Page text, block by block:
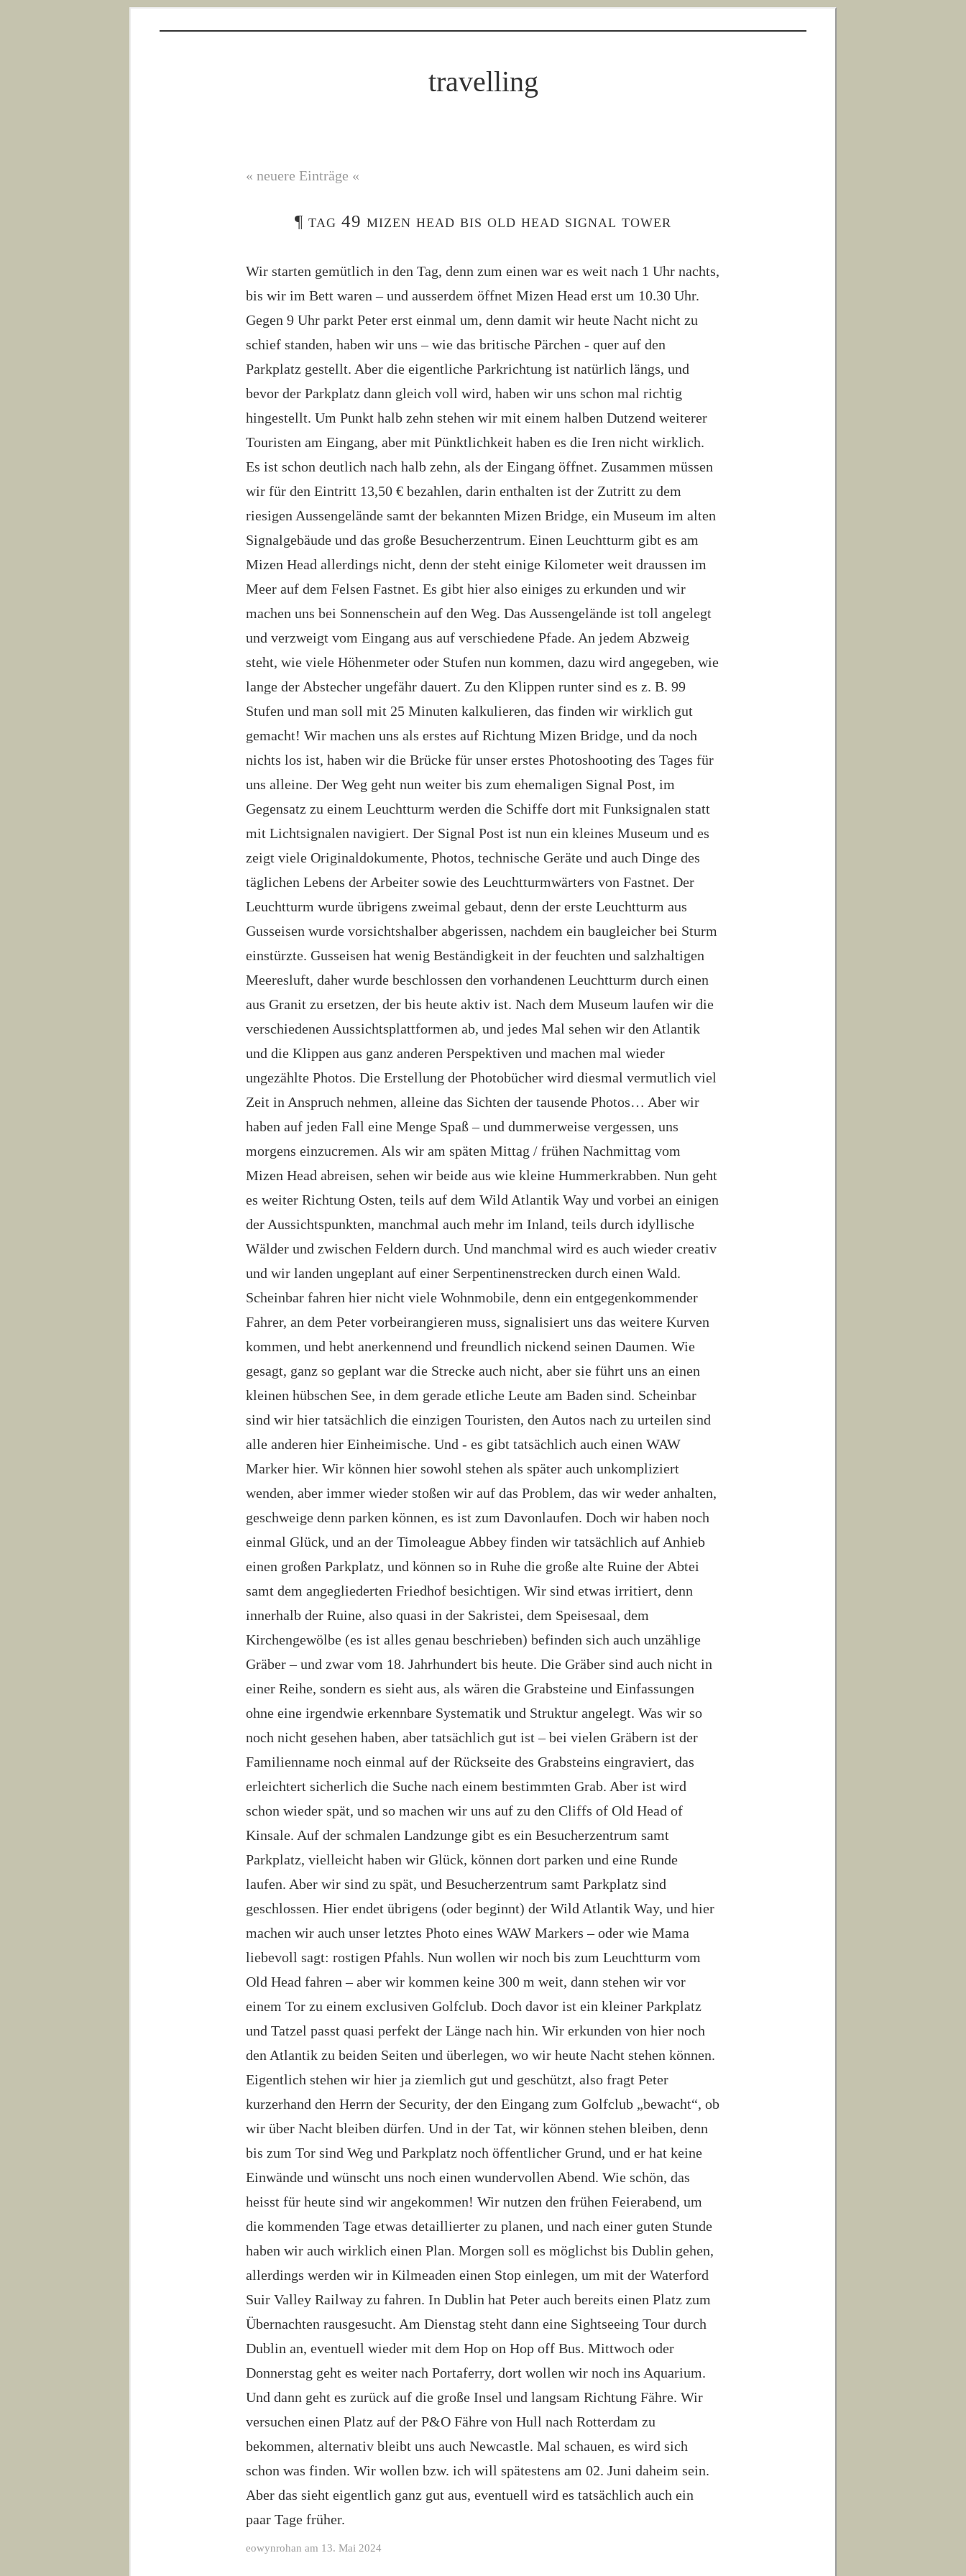
travelling
« neuere Einträge «
¶ tag 49 mizen head bis old head signal tower
Wir starten gemütlich in den Tag, denn zum einen war es weit nach 1 Uhr nachts,
bis wir im Bett waren – und ausserdem öffnet Mizen Head erst um 10.30 Uhr.
Gegen 9 Uhr parkt Peter erst einmal um, denn damit wir heute Nacht nicht zu
schief standen, haben wir uns – wie das britische Pärchen - quer auf den
Parkplatz gestellt. Aber die eigentliche Parkrichtung ist natürlich längs, und
bevor der Parkplatz dann gleich voll wird, haben wir uns schon mal richtig
hingestellt. Um Punkt halb zehn stehen wir mit einem halben Dutzend weiterer
Touristen am Eingang, aber mit Pünktlichkeit haben es die Iren nicht wirklich.
Es ist schon deutlich nach halb zehn, als der Eingang öffnet. Zusammen müssen
wir für den Eintritt 13,50 € bezahlen, darin enthalten ist der Zutritt zu dem
riesigen Aussengelände samt der bekannten Mizen Bridge, ein Museum im alten
Signalgebäude und das große Besucherzentrum. Einen Leuchtturm gibt es am
Mizen Head allerdings nicht, denn der steht einige Kilometer weit draussen im
Meer auf dem Felsen Fastnet. Es gibt hier also einiges zu erkunden und wir
machen uns bei Sonnenschein auf den Weg. Das Aussengelände ist toll angelegt
und verzweigt vom Eingang aus auf verschiedene Pfade. An jedem Abzweig
steht, wie viele Höhenmeter oder Stufen nun kommen, dazu wird angegeben, wie
lange der Abstecher ungefähr dauert. Zu den Klippen runter sind es z. B. 99
Stufen und man soll mit 25 Minuten kalkulieren, das finden wir wirklich gut
gemacht! Wir machen uns als erstes auf Richtung Mizen Bridge, und da noch
nichts los ist, haben wir die Brücke für unser erstes Photoshooting des Tages für
uns alleine. Der Weg geht nun weiter bis zum ehemaligen Signal Post, im
Gegensatz zu einem Leuchtturm werden die Schiffe dort mit Funksignalen statt
mit Lichtsignalen navigiert. Der Signal Post ist nun ein kleines Museum und es
zeigt viele Originaldokumente, Photos, technische Geräte und auch Dinge des
täglichen Lebens der Arbeiter sowie des Leuchtturmwärters von Fastnet. Der
Leuchtturm wurde übrigens zweimal gebaut, denn der erste Leuchtturm aus
Gusseisen wurde vorsichtshalber abgerissen, nachdem ein baugleicher bei Sturm
einstürzte. Gusseisen hat wenig Beständigkeit in der feuchten und salzhaltigen
Meeresluft, daher wurde beschlossen den vorhandenen Leuchtturm durch einen
aus Granit zu ersetzen, der bis heute aktiv ist. Nach dem Museum laufen wir die
verschiedenen Aussichtsplattformen ab, und jedes Mal sehen wir den Atlantik
und die Klippen aus ganz anderen Perspektiven und machen mal wieder
ungezählte Photos. Die Erstellung der Photobücher wird diesmal vermutlich viel
Zeit in Anspruch nehmen, alleine das Sichten der tausende Photos… Aber wir
haben auf jeden Fall eine Menge Spaß – und dummerweise vergessen, uns
morgens einzucremen. Als wir am späten Mittag / frühen Nachmittag vom
Mizen Head abreisen, sehen wir beide aus wie kleine Hummerkrabben. Nun geht
es weiter Richtung Osten, teils auf dem Wild Atlantik Way und vorbei an einigen
der Aussichtspunkten, manchmal auch mehr im Inland, teils durch idyllische
Wälder und zwischen Feldern durch. Und manchmal wird es auch wieder creativ
und wir landen ungeplant auf einer Serpentinenstrecken durch einen Wald.
Scheinbar fahren hier nicht viele Wohnmobile, denn ein entgegenkommender
Fahrer, an dem Peter vorbeirangieren muss, signalisiert uns das weitere Kurven
kommen, und hebt anerkennend und freundlich nickend seinen Daumen. Wie
gesagt, ganz so geplant war die Strecke auch nicht, aber sie führt uns an einen
kleinen hübschen See, in dem gerade etliche Leute am Baden sind. Scheinbar
sind wir hier tatsächlich die einzigen Touristen, den Autos nach zu urteilen sind
alle anderen hier Einheimische. Und - es gibt tatsächlich auch einen WAW
Marker hier. Wir können hier sowohl stehen als später auch unkompliziert
wenden, aber immer wieder stoßen wir auf das Problem, das wir weder anhalten,
geschweige denn parken können, es ist zum Davonlaufen. Doch wir haben noch
einmal Glück, und an der Timoleague Abbey finden wir tatsächlich auf Anhieb
einen großen Parkplatz, und können so in Ruhe die große alte Ruine der Abtei
samt dem angegliederten Friedhof besichtigen. Wir sind etwas irritiert, denn
innerhalb der Ruine, also quasi in der Sakristei, dem Speisesaal, dem
Kirchengewölbe (es ist alles genau beschrieben) befinden sich auch unzählige
Gräber – und zwar vom 18. Jahrhundert bis heute. Die Gräber sind auch nicht in
einer Reihe, sondern es sieht aus, als wären die Grabsteine und Einfassungen
ohne eine irgendwie erkennbare Systematik und Struktur angelegt. Was wir so
noch nicht gesehen haben, aber tatsächlich gut ist – bei vielen Gräbern ist der
Familienname noch einmal auf der Rückseite des Grabsteins eingraviert, das
erleichtert sicherlich die Suche nach einem bestimmten Grab. Aber ist wird
schon wieder spät, und so machen wir uns auf zu den Cliffs of Old Head of
Kinsale. Auf der schmalen Landzunge gibt es ein Besucherzentrum samt
Parkplatz, vielleicht haben wir Glück, können dort parken und eine Runde
laufen. Aber wir sind zu spät, und Besucherzentrum samt Parkplatz sind
geschlossen. Hier endet übrigens (oder beginnt) der Wild Atlantik Way, und hier
machen wir auch unser letztes Photo eines WAW Markers – oder wie Mama
liebevoll sagt: rostigen Pfahls. Nun wollen wir noch bis zum Leuchtturm vom
Old Head fahren – aber wir kommen keine 300 m weit, dann stehen wir vor
einem Tor zu einem exclusiven Golfclub. Doch davor ist ein kleiner Parkplatz
und Tatzel passt quasi perfekt der Länge nach hin. Wir erkunden von hier noch
den Atlantik zu beiden Seiten und überlegen, wo wir heute Nacht stehen können.
Eigentlich stehen wir hier ja ziemlich gut und geschützt, also fragt Peter
kurzerhand den Herrn der Security, der den Eingang zum Golfclub „bewacht“, ob
wir über Nacht bleiben dürfen. Und in der Tat, wir können stehen bleiben, denn
bis zum Tor sind Weg und Parkplatz noch öffentlicher Grund, und er hat keine
Einwände und wünscht uns noch einen wundervollen Abend. Wie schön, das
heisst für heute sind wir angekommen! Wir nutzen den frühen Feierabend, um
die kommenden Tage etwas detaillierter zu planen, und nach einer guten Stunde
haben wir auch wirklich einen Plan. Morgen soll es möglichst bis Dublin gehen,
allerdings werden wir in Kilmeaden einen Stop einlegen, um mit der Waterford
Suir Valley Railway zu fahren. In Dublin hat Peter auch bereits einen Platz zum
Übernachten rausgesucht. Am Dienstag steht dann eine Sightseeing Tour durch
Dublin an, eventuell wieder mit dem Hop on Hop off Bus. Mittwoch oder
Donnerstag geht es weiter nach Portaferry, dort wollen wir noch ins Aquarium.
Und dann geht es zurück auf die große Insel und langsam Richtung Fähre. Wir
versuchen einen Platz auf der P&O Fähre von Hull nach Rotterdam zu
bekommen, alternativ bleibt uns auch Newcastle. Mal schauen, es wird sich
schon was finden. Wir wollen bzw. ich will spätestens am 02. Juni daheim sein.
Aber das sieht eigentlich ganz gut aus, eventuell wird es tatsächlich auch ein
paar Tage früher.
eowynrohan am 13. Mai 2024